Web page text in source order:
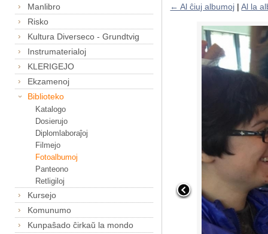
Manlibro
Risko
Kultura Diverseco - Grundtvig
Instrumaterialoj
KLERIGEJO
Ekzamenoj
Biblioteko
Katalogo
Dosierujo
Diplomlaboraĵoj
Filmejo
Fotoalbumoj
Panteono
Retligiloj
Kursejo
Komunumo
Kunpaŝado ĉirkaŭ la mondo
← Al ĉiuj albumoj |Al la